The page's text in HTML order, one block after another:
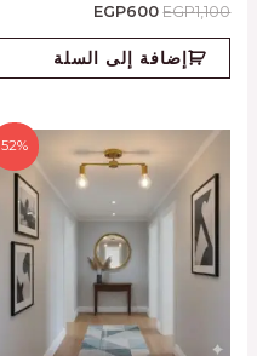
تم
التقييم
0
EGP1,100
EGP600
إضافة إلى السلة
52%